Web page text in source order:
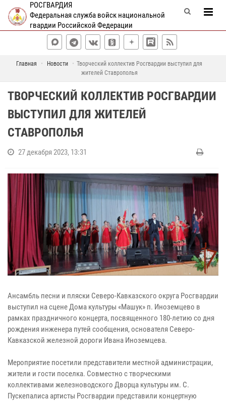
РОСГВАРДИЯ
Федеральная служба войск национальной
гвардии Российской Федерации
Главная Новости
Творческий коллектив Росгвардии выступил для
жителей Ставрополья
ТВОРЧЕСКИЙ КОЛЛЕКТИВ РОСГВАРДИИ
ВЫСТУПИЛ ДЛЯ ЖИТЕЛЕЙ
СТАВРОПОЛЬЯ
27 декабря 2023, 13:31
Ансамбль песни и пляски Северо-Кавказского округа Росгвардии
выступил на сцене Дома культуры «Машук» п. Иноземцево в
рамках праздничного концерта, посвященного 180-летию со дня
рождения инженера путей сообщения, основателя Северо-
Кавказской железной дороги Ивана Иноземцева.
Мероприятие посетили представители местной администрации,
жители и гости поселка. Совместно с творческими
коллективами железноводского Дворца культуры им. С.
Пускепалиса артисты Росгвардии представили концертную